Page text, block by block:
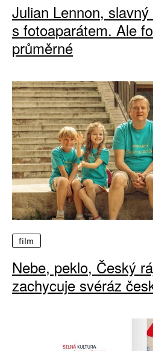
Julian Lennon,
s fotoaparátem. Ale
průměrné
film
Nebe, peklo, Český
zachycuje svéráz